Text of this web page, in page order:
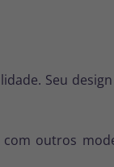
Seu
outros